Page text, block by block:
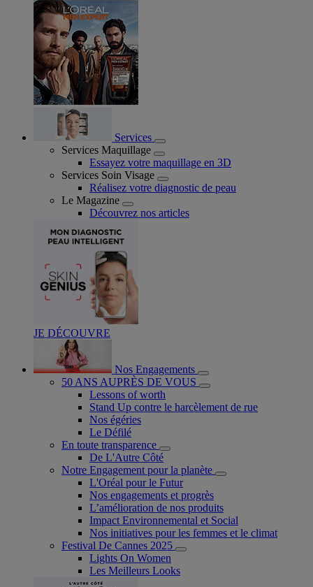
Services
Services Maquillage
Essayez votre maquillage en 3D
Services Soin Visage
Réalisez votre diagnostic de peau
Le Magazine
Découvrez nos articles
JE DÉCOUVRE
Nos Engagements
50 ANS AUPRÈS DE VOUS
Lessons of worth
Stand Up contre le harcèlement de rue
Nos égéries
Le Défilé
En toute transparence
De L'Autre Côté
Notre Engagement pour la planète
L'Oréal pour le Futur
Nos engagements et progrès
L’amélioration de nos produits
Impact Environnemental et Social
Nos initiatives pour les femmes et le climat
Festival De Cannes 2025
Lights On Women
Les Meilleurs Looks